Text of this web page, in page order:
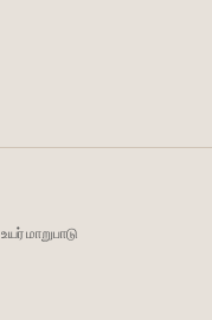
உயர் மாறுபாடு